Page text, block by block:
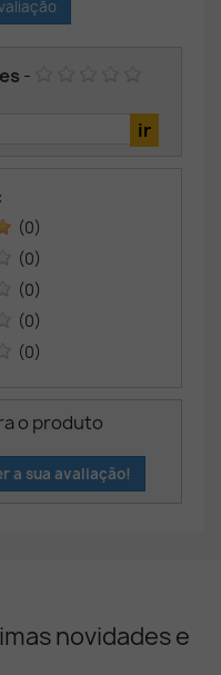
-
(0)
(0)
(0)
(0)
(0)
o produto
a sua avaliação!
novidades e